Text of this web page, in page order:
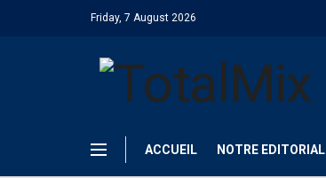
Friday, 7 August 2026
ACCUEIL NOTRE EDITORIAL